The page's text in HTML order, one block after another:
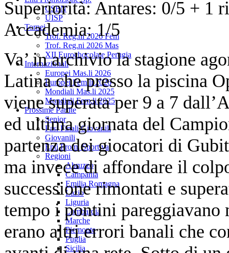
CSEN
UISP
Tornei
Trof. Reg.ni 2026 Fem
Trof. Reg.ni 2026 Mas
XII Eurochocolate Perugia
Internazionali
Europei Mas.li 2026
Europei Fem.li 2026
Mondiali Mas.li 2025
Mondiali Fem.li 2025
Prossime Partite
Senior
Fasi Finali Giovanili
Giovanili
Enti Prom. Sportiva
Regioni
Abruzzo
Campania
Emilia Romagna
Lazio
Liguria
Lombardia
Marche
Piemonte
Puglia
Sicilia
Superiorità: Antares: 0/5 + 1
Accademia: 1/5
Va’ in archivio la stagione
Latina che presso la piscina
viene superata per 9 a 7
ed ultima giornata del
partenza dei giocatori di
ma invece di affondare il
successione rimontati e
tempo i pontini pareggiavano
erano altri errori banali che